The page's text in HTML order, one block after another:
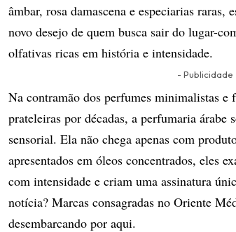
âmbar, rosa damascena e especiarias raras,
novo desejo de quem busca sair do lugar-
olfativas ricas em história e intensidade.
- Publicidade
Na contramão dos perfumes minimalistas e
prateleiras por décadas, a perfumaria árabe
sensorial. Ela não chega apenas com
apresentados em óleos concentrados, eles
com intensidade e criam uma assinatura
notícia? Marcas consagradas no Oriente
desembarcando por aqui.